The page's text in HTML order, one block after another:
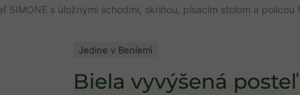
SIMONE s úložnými schodmi, skriňou, písacím stolom a
Jedine v Benlemi
Biela vyvýšená posteľ